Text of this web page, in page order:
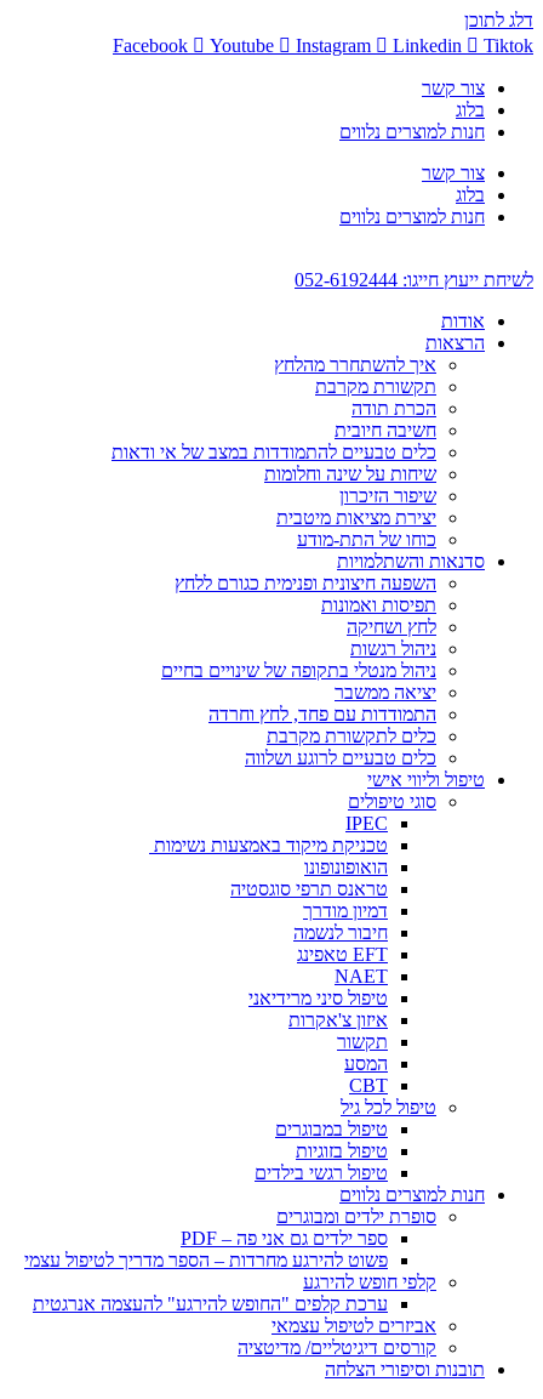
דלג לתוכן
Facebook
Youtube Instagram Linkedin Tiktok
צור קשר
בלוג
חנות למוצרים נלווים
צור קשר
בלוג
חנות למוצרים נלווים
לשיחת ייעוץ חייגו: 052-6192444
אודות
הרצאות
איך להשתחרר מהלחץ
תקשורת מקרבת
הכרת תודה
חשיבה חיובית
כלים טבעיים להתמודדות במצב של אי ודאות
שיחות על שינה וחלומות
שיפור הזיכרון
יצירת מציאות מיטבית
כוחו של התת-מודע
סדנאות והשתלמויות
השפעה חיצונית ופנימית כגורם ללחץ
תפיסות ואמונות
לחץ ושחיקה
ניהול רגשות
ניהול מנטלי בתקופה של שינויים בחיים
יציאה ממשבר
התמודדות עם פחד, לחץ וחרדה
כלים לתקשורת מקרבת
כלים טבעיים לרוגע ושלווה
טיפול וליווי אישי
סוגי טיפולים
IPEC
טכניקת מיקוד באמצעות נשימות
הואופונופונו
טראנס תרפי סוגסטיה
דמיון מודרך
חיבור לנשמה
EFT טאפינג
NAET
טיפול סיני מרידיאני
איזון צ'אקרות
תקשור
המסע
CBT
טיפול לכל גיל
טיפול במבוגרים
טיפול בזוגיות
טיפול רגשי בילדים
חנות למוצרים נלווים
סופרת ילדים ומבוגרים
ספר ילדים גם אני פה – PDF
פשוט להירגע מחרדות – הספר מדריך לטיפול עצמי
קלפי חופש להירגע
ערכת קלפים "החופש להירגע" להעצמה אנרגטית
אביזרים לטיפול עצמאי
קורסים דיגיטליים/ מדיטציה
תובנות וסיפורי הצלחה